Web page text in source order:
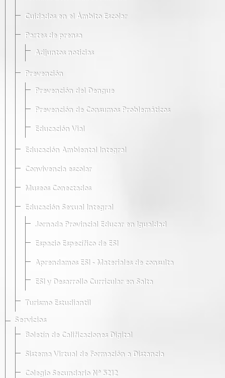
Cuidados en el Ámbito Escolar
Partes de prensa
Adjuntos noticias
Prevención
Prevención del Dengue
Prevención de Consumos Problemáticos
Educación Vial
Educación Ambiental Integral
Convivencia escolar
Museos Conectados
Educación Sexual Integral
Jornada Provincial Educar en Igualdad
Espacio Específico de ESI
Aprendamos ESI - Materiales de consulta
ESI y Desarrollo Curricular en Salta
Turismo Estudiantil
Servicios
Boletín de Calificaciones Digital
Sistema Virtual de Formación a Distancia
Colegio Secundario Nº 5212